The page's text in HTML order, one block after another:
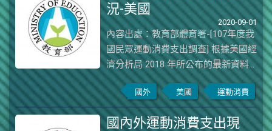
(37.9%)、「購買比賽門票觀賞運動比
賽」(32.7%)、「參加運動比賽或運動
社團」(25.3%)、「聘請運動指導人
員」(24.6%)及「運動觀光」(23.0%),
其餘項目比例則皆在兩成以下。圖
107 年 7-12 月民眾願意增加運動消費
的項目
況-美國
2020-09-01
內容出處：教育部體育署-[107年度我
國民眾運動消費支出調查] 根據美國經
濟分析局 2018 年所公布的最新資料
中顯示,自2005 年至 2017 年以來,其他
運動與休閒用品為美國民眾消費金額
最高的項目,每年皆超過 1,000 億美元,
至 2017 年已成長至 1,772億美元,其次
國外 美國 運動消費
國內外運動消費支出現